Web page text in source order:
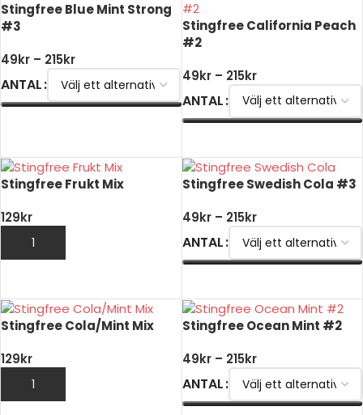
Stingfree Blue Mint Strong
#3
49kr – 215kr
ANTAL
Stingfree California Peach
#2
49kr – 215kr
ANTAL
Stingfree Frukt Mix
129kr
LÄGG TILL I VARUKORG
Stingfree Swedish Cola #3
49kr – 215kr
ANTAL
Stingfree Cola/Mint Mix
129kr
LÄGG TILL I VARUKORG
Stingfree Ocean Mint #2
49kr – 215kr
ANTAL